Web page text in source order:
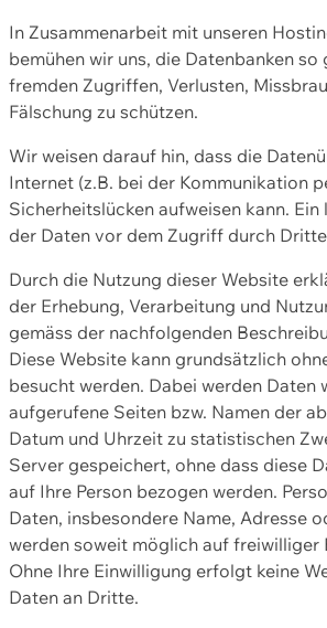
In Zusammenarbeit mit unseren
bemühen wir uns, die Datenbanken
fremden Zugriffen, Verlusten,
Fälschung zu schützen.
Wir weisen darauf hin, dass die
Internet (z.B. bei der Kommunikation
Sicherheitslücken aufweisen kann.
der Daten vor dem Zugriff durch
Durch die Nutzung dieser Website
der Erhebung, Verarbeitung und
gemäss der nachfolgenden
Diese Website kann grundsätzlich
besucht werden. Dabei werden Daten
aufgerufene Seiten bzw. Namen der
Datum und Uhrzeit zu statistischen
Server gespeichert, ohne dass diese
auf Ihre Person bezogen werden.
Daten, insbesondere Name, Adresse
werden soweit möglich auf freiwilliger
Ohne Ihre Einwilligung erfolgt keine
Daten an Dritte.